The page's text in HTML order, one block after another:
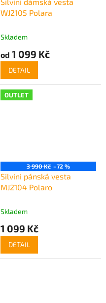
WJ2105 Polara
Skladem
od 1 099 Kč
DETAIL
OUTLET
3 990 Kč –72 %
Silvini pánská vesta
MJ2104 Polaro
Skladem
1 099 Kč
DETAIL